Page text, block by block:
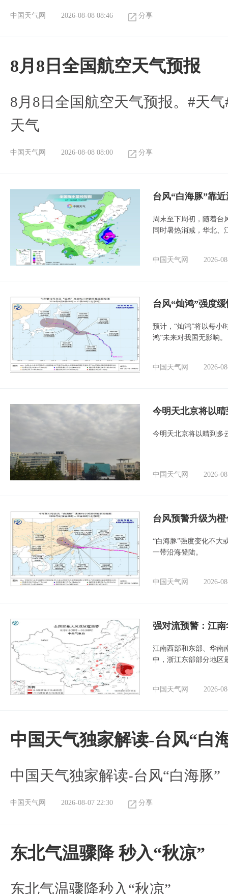
中国天气网 2026-08-08 08:46 分享
8月8日全国航空天气预报
8月8日全国航空天气预报。#天
天气
中国天气网 2026-08-08 08:00 分享
台风“白海豚”靠
周末至下周初，随着台
同时暑热消减，华北、
中国天气网 2026-
台风“灿鸿”强度
预计，“灿鸿”将以每小
鸿”未来对我国无影响。
中国天气网 2026-
今明天北京将以
今明天北京将以晴到多
中国天气网 2026-
台风预警升级为
“白海豚”强度变化不大
一带沿海登陆。
中国天气网 2026-
强对流预警：江
江南西部和东部、华南
中，浙江东部部分地区
中国天气网 2026-
中国天气独家解读-台风“白
中国天气独家解读-台风“白海豚”
中国天气网 2026-08-07 22:30 分享
东北气温骤降 秒入“秋凉”
东北气温骤降秒入“秋凉”